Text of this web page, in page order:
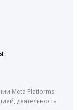
Meta Platforms
деятельность